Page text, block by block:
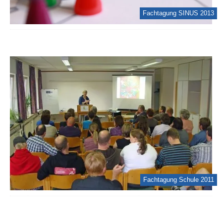
Fachtagung SINUS 2013
Fachtagung Schule 2011